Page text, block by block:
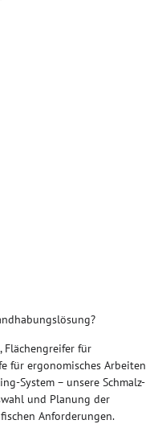
Flächengreifer für
für ergonomisches Arbeiten
System – unsere Schmalz-
und Planung der
Anforderungen.